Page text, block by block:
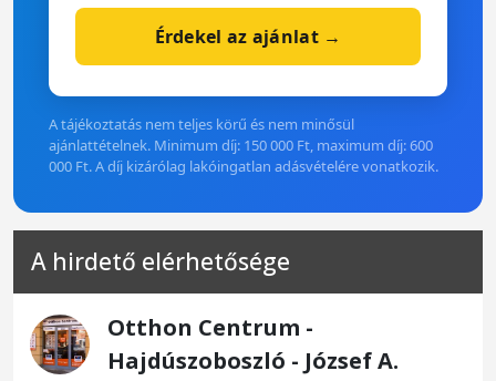
Érdekel az ajánlat →
A tájékoztatás nem teljes körű és nem minősül
ajánlattételnek. Minimum díj: 150 000 Ft, maximum díj: 600
000 Ft. A díj kizárólag lakóingatlan adásvételére vonatkozik.
A hirdető elérhetősége
Otthon Centrum -
Hajdúszoboszló - József A.